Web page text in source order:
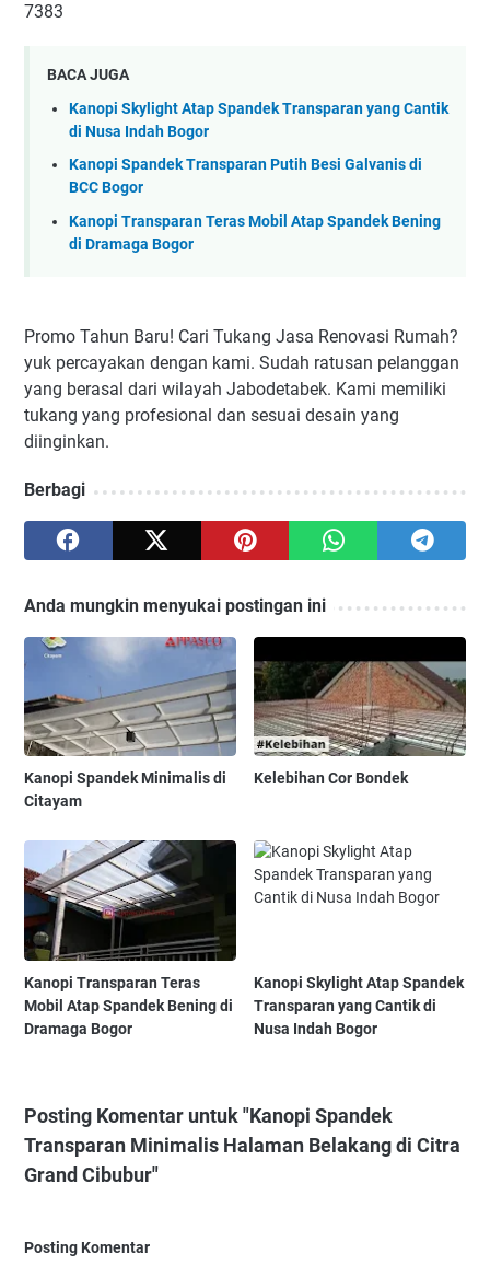
7383
BACA JUGA
Kanopi Skylight Atap Spandek Transparan yang Cantik
di Nusa Indah Bogor
Kanopi Spandek Transparan Putih Besi Galvanis di
BCC Bogor
Kanopi Transparan Teras Mobil Atap Spandek Bening
di Dramaga Bogor
Promo Tahun Baru! Cari Tukang Jasa Renovasi Rumah?
yuk percayakan dengan kami. Sudah ratusan pelanggan
yang berasal dari wilayah Jabodetabek. Kami memiliki
tukang yang profesional dan sesuai desain yang
diinginkan.
Berbagi
Anda mungkin menyukai postingan ini
Kanopi Spandek Minimalis di
Citayam
Kelebihan Cor Bondek
Kanopi Transparan Teras
Mobil Atap Spandek Bening di
Dramaga Bogor
Kanopi Skylight Atap Spandek
Transparan yang Cantik di
Nusa Indah Bogor
Posting Komentar untuk "Kanopi Spandek
Transparan Minimalis Halaman Belakang di Citra
Grand Cibubur"
Posting Komentar